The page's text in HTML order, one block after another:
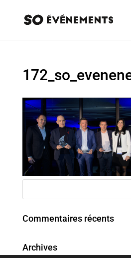
Commentaires récents
Archives